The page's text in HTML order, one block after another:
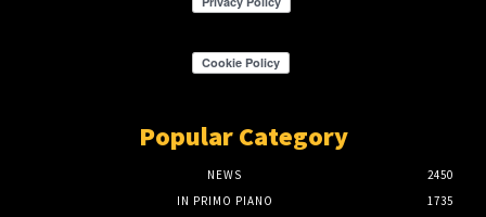
Popular Category
NEWS
2450
IN PRIMO PIANO
1735